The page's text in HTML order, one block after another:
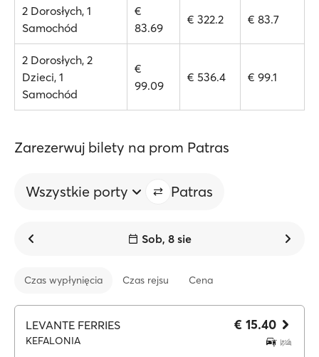
2 Dorosłych, 1
Samochód
€
83.69
€ 322.2 € 83.7
2 Dorosłych, 2
Dzieci, 1
Samochód
€
99.09
€ 536.4 € 99.1
Zarezerwuj bilety na prom Patras
Wszystkie porty Patras
Sob, 8 sie
Czas wypłynięcia Czas rejsu Cena
LEVANTE FERRIES
KEFALONIA
€ 15.40